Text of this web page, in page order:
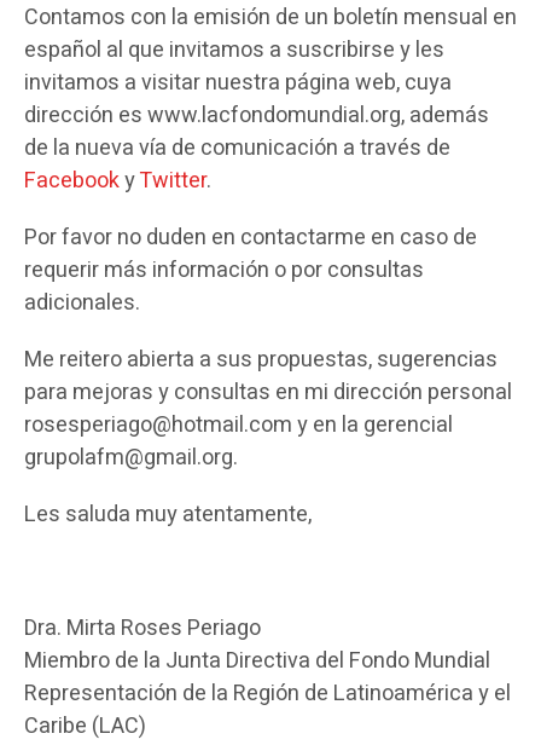
Contamos con la emisión de un boletín mensual en
español al que invitamos a suscribirse y les
invitamos a visitar nuestra página web, cuya
dirección es www.lacfondomundial.org, además
de la nueva vía de comunicación a través de
FacebookyTwitter.
Por favor no duden en contactarme en caso de
requerir más información o por consultas
adicionales.
Me reitero abierta a sus propuestas, sugerencias
para mejoras y consultas en mi dirección personal
rosesperiago@hotmail.com y en la gerencial
grupolafm@gmail.org.
Les saluda muy atentamente,
Dra. Mirta Roses Periago
Miembro de la Junta Directiva del Fondo Mundial
Representación de la Región de Latinoamérica y el
Caribe (LAC)